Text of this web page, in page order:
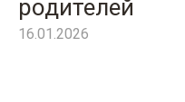
родителей
16.01.2026